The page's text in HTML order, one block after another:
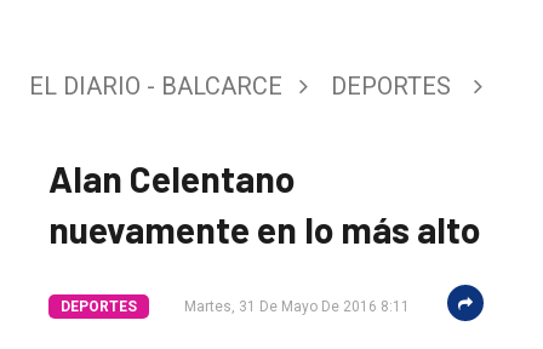
El
único
DIARIO
EL DIARIO - BALCARCE DEPORTES
Alan Celentano
nuevamente en lo más alto
DEPORTES Martes, 31 De Mayo De 2016 8:11